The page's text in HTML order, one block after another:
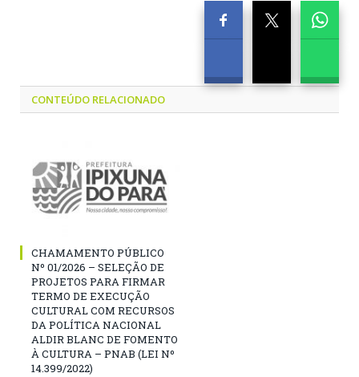
CONTEÚDO RELACIONADO
CHAMAMENTO PÚBLICO
Nº 01/2026 – SELEÇÃO DE
PROJETOS PARA FIRMAR
TERMO DE EXECUÇÃO
CULTURAL COM RECURSOS
DA POLÍTICA NACIONAL
ALDIR BLANC DE FOMENTO
À CULTURA – PNAB (LEI Nº
14.399/2022)